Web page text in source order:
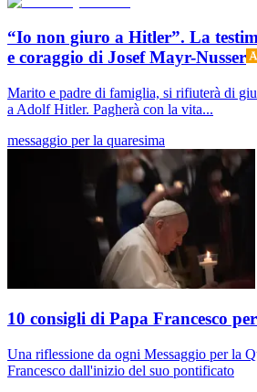
“Io non giuro a Hitler”. La
e coraggio di Josef Mayr-Nusser
Marito e padre di famiglia, si rifiuterà di
a Adolf Hitler. Pagherà con la vita...
messaggio per la quaresima
10 consigli di Papa Francesco
Una riflessione da ogni Messaggio per la
Francesco dall'inizio del suo pontificato